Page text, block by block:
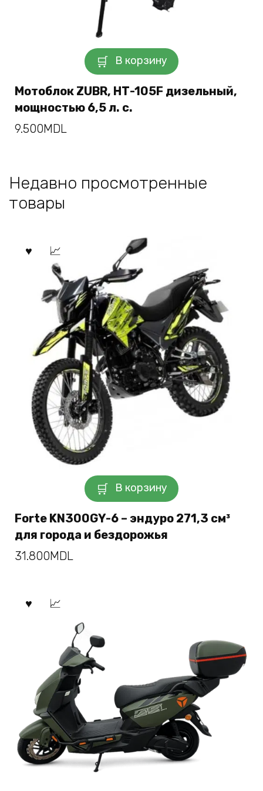
В корзину
Мотоблок ZUBR, НТ-105F дизельный,
мощностью 6,5 л. с.
9.500MDL
Недавно просмотренные
товары
В корзину
Forte KN300GY-6 – эндуро 271,3 см³
для города и бездорожья
31.800MDL